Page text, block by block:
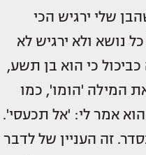
שלי ירגיש הכי
נושא ולא ירגיש לא
כי הוא בן תשע,
המילה 'הומו', כמו
אמר לי: 'אל תכעסי'.
זה העניין של לדבר